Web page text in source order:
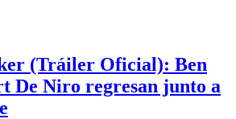
(Tráiler Oficial): Ben
De Niro regresan junto a